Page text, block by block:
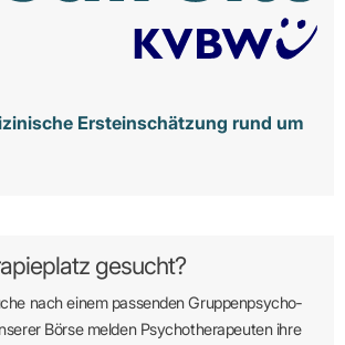
Ersteinschätzung rund um
gesucht?
nach einem passenden Gruppen­psycho­
Börse melden Psycho­­thera­­peuten ihre